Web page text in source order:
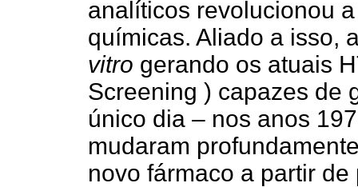
analíticos revolucionou
químicas. Aliado a isso,
vitro gerando os atuais
Screening ) capazes de
único dia – nos anos
mudaram
novo fármaco a partir de